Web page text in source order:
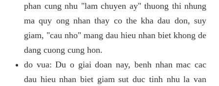
phan cung nhu "lam chuyen ay" thuong thi nhung
ma quy ong nhan thay co the kha dau don, suy
giam, "cau nho" mang dau hieu nhan biet khong de
dang cuong cung hon.
do vua: Du o giai doan nay, benh nhan mac cac
dau hieu nhan biet giam sut duc tinh nhu la van